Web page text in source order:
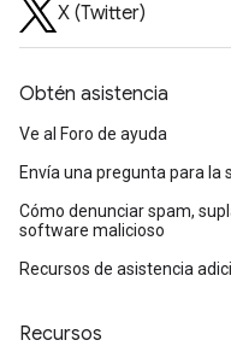
X (Twitter)
Obtén asistencia
Ve al Foro de ayuda
Envía una pregunta para la
Cómo denunciar spam,
software malicioso
Recursos de asistencia
Recursos